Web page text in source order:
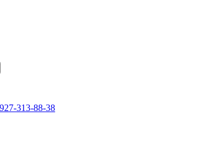
313-88-38